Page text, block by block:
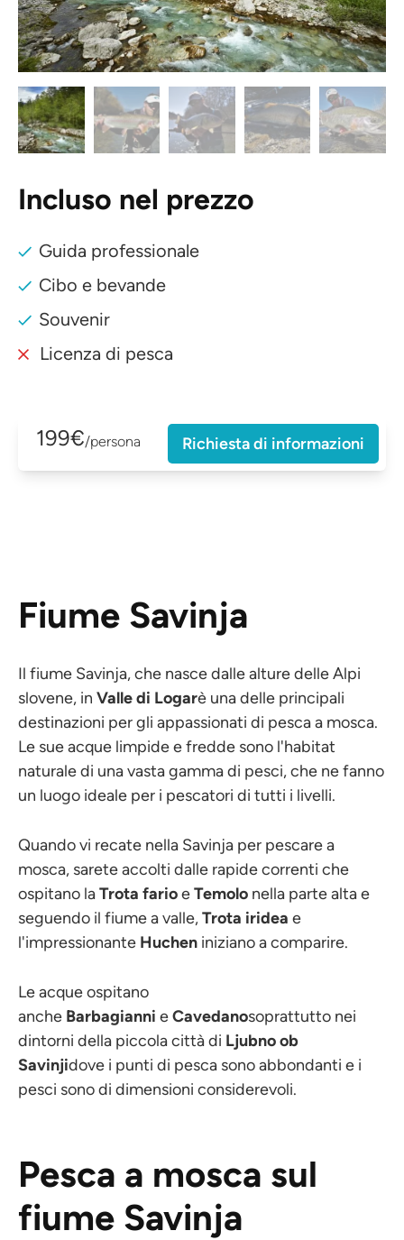
Incluso nel prezzo
Guida professionale
Cibo e bevande
Souvenir
Licenza di pesca
199€/persona Richiesta di informazioni
Fiume Savinja
Il fiume Savinja, che nasce dalle alture delle Alpi
slovene, in Valle di Logarè una delle principali
destinazioni per gli appassionati di pesca a mosca.
Le sue acque limpide e fredde sono l'habitat
naturale di una vasta gamma di pesci, che ne fanno
un luogo ideale per i pescatori di tutti i livelli.
Quando vi recate nella Savinja per pescare a
mosca, sarete accolti dalle rapide correnti che
ospitano laTrota farioeTemolo nella parte alta e
seguendo il fiume a valle,Trota iridea e
l'impressionante Huchen iniziano a comparire.
Le acque ospitano
anche Barbagianni eCavedanosoprattutto nei
dintorni della piccola città di Ljubno ob
Savinjidove i punti di pesca sono abbondanti e i
pesci sono di dimensioni considerevoli.
Pesca a mosca sul
fiume Savinja